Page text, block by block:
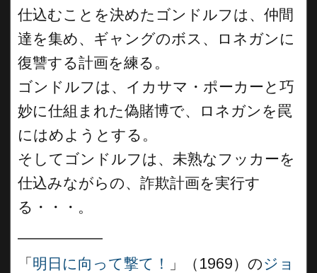
仕込むことを決めたゴンドルフは、仲間
達を集め、ギャングのボス、ロネガンに
復讐する計画を練る。
ゴンドルフは、イカサマ・ポーカーと巧
妙に仕組まれた偽賭博で、ロネガンを罠
にはめようとする。
そしてゴンドルフは、未熟なフッカーを
仕込みながらの、詐欺計画を実行す
る・・・。
「 明日に向って撃て！ 」（1969）のジョ